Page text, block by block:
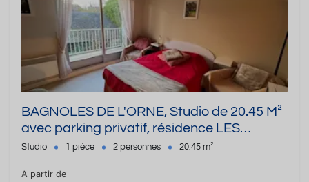
BAGNOLES DE L'ORNE, Studio de 20.45 M²
avec parking privatif, résidence LES
CHARMETTES
Studio 1 pièce 2 personnes 20.45 m²
A partir de